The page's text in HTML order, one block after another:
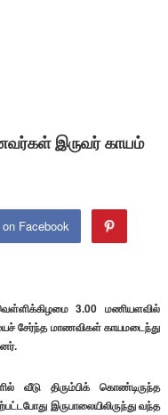
இருவர் காயம்
Facebook
3.00 மணியளவில்
சேர்ந்த மாணவிகள் காயமடைந்து
வீடு திரும்பிக் கொண்டிருந்த
இருபாலையிலிருந்து வந்த